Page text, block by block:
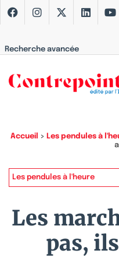
Recherche avancée
Accueil > Les pendules à
Les pendules à l'heure
Les
pas,